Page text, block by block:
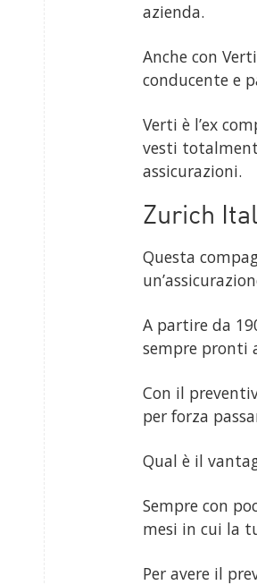
azienda.
Anche con
conducente e
Verti è l’ex
vesti
assicurazioni.
Zurich
Questa
A partire da
sempre pronti
Con il
per forza
Qual è il
Sempre con
mesi in cui la
Per avere il